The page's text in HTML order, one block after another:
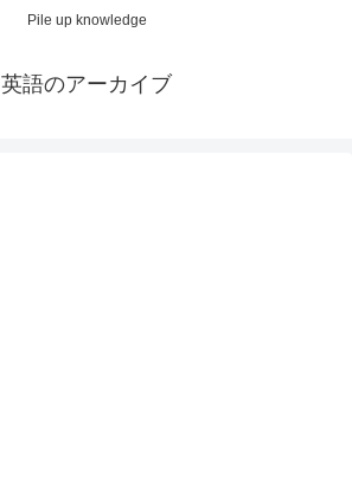
Pile up knowledge
英語のアーカイブ